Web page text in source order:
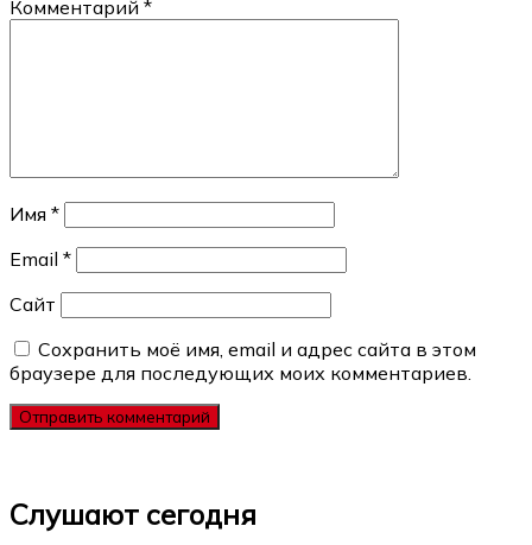
Комментарий *
Имя *
Email *
Сайт
Сохранить моё имя, email и адрес сайта в этом
браузере для последующих моих комментариев.
Слушают сегодня